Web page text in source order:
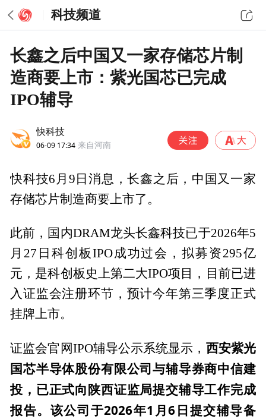
科技频道
长鑫之后中国又一家存储芯片制
造商要上市：紫光国芯已完成
IPO辅导
快科技
06-09 17:34 来自河南
快科技6月9日消息，长鑫之后，中国又一家
存储芯片制造商要上市了。
此前，国内DRAM龙头长鑫科技已于2026年5
月27日科创板IPO成功过会，拟募资295亿
元，是科创板史上第二大IPO项目，目前已进
入证监会注册环节，预计今年第三季度正式
挂牌上市。
证监会官网IPO辅导公示系统显示， 西安紫光
国芯半导体股份有限公司与辅导券商中信建
投，已正式向陕西证监局提交辅导工作完成
报告。该公司于2026年1月6日提交辅导备